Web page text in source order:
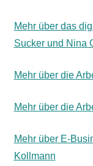
Mehr über das
Sucker und Nina
Mehr über die
Mehr über die
Mehr über E-
Kollmann